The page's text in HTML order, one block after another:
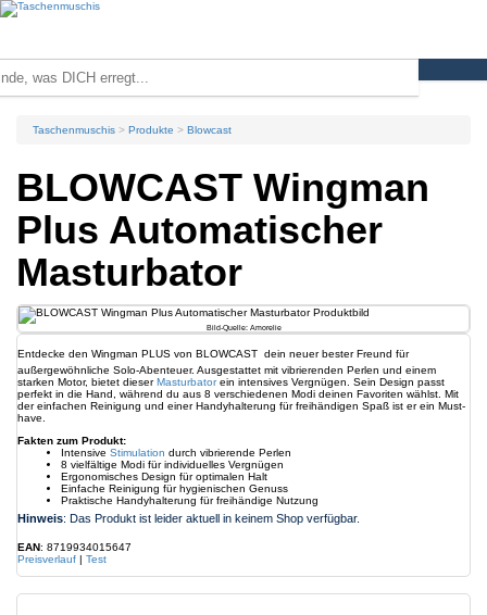
Taschenmuschis Produkte Blowcast
BLOWCAST Wingman
Plus Automatischer
Masturbator
Bild-Quelle: Amorelie
Entdecke den Wingman PLUS von BLOWCAST  dein neuer bester Freund für
außergewöhnliche Solo-Abenteuer. Ausgestattet mit vibrierenden Perlen und einem
starken Motor, bietet dieserMasturbatorein intensives Vergnügen. Sein Design passt
perfekt in die Hand, während du aus 8 verschiedenen Modi deinen Favoriten wählst. Mit
der einfachen Reinigung und einer Handyhalterung für freihändigen Spaß ist er ein Must-
have.
Fakten zum Produkt:
Intensive Stimulation durch vibrierende Perlen
8 vielfältige Modi für individuelles Vergnügen
Ergonomisches Design für optimalen Halt
Einfache Reinigung für hygienischen Genuss
Praktische Handyhalterung für freihändige Nutzung
Hinweis: Das Produkt ist leider aktuell in keinem Shop verfügbar.
EAN: 8719934015647
Preisverlauf | Test